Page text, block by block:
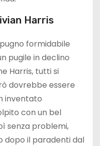
Harris
formidabile
pugile in declino
Harris, tutti si
dovrebbe essere
inventato
con un bel
senza problemi,
dopo il paradenti dal